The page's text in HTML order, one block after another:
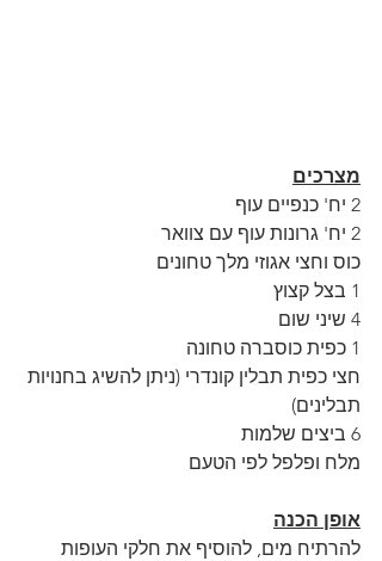
מצרכים
2 יח' כנפיים עוף
2 יח' גרונות עוף עם צוואר
כוס וחצי אגוזי מלך טחונים
1 בצל קצוץ
4 שיני שום
1 כפית כוסברה טחונה
חצי כפית תבלין קונדרי (ניתן להשיג בחנויות
תבלינים)
6 ביצים שלמות
מלח ופלפל לפי הטעם
אופן הכנה
להרתיח מים, להוסיף את חלקי העופות